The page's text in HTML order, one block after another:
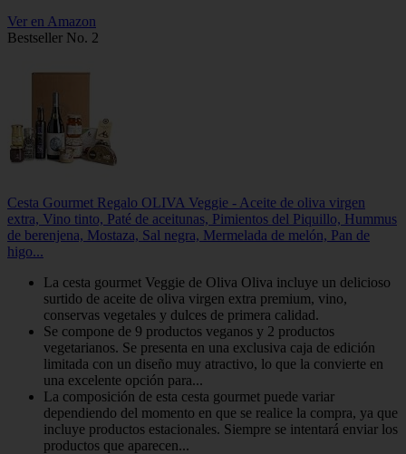
Ver en Amazon
Bestseller No. 2
Cesta Gourmet Regalo OLIVA Veggie - Aceite de oliva virgen
extra, Vino tinto, Paté de aceitunas, Pimientos del Piquillo, Hummus
de berenjena, Mostaza, Sal negra, Mermelada de melón, Pan de
higo...
La cesta gourmet Veggie de Oliva Oliva incluye un delicioso
surtido de aceite de oliva virgen extra premium, vino,
conservas vegetales y dulces de primera calidad.
Se compone de 9 productos veganos y 2 productos
vegetarianos. Se presenta en una exclusiva caja de edición
limitada con un diseño muy atractivo, lo que la convierte en
una excelente opción para...
La composición de esta cesta gourmet puede variar
dependiendo del momento en que se realice la compra, ya que
incluye productos estacionales. Siempre se intentará enviar los
productos que aparecen...